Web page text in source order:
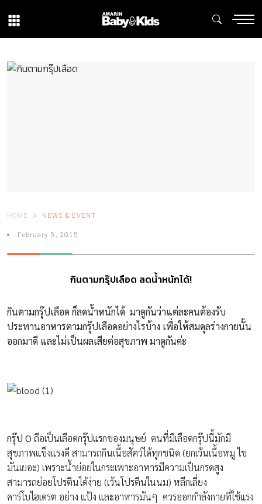
HOME NEWS & EVENT
February 5, 2015
กินตามกรุ๊ปเลือด ลดน้ำหนักได้!
กินตามกรุ๊ปเลือด ก็ลดน้ำหนักได้ มาดูกันว่าแต่ละคนต้องรับ
ประทานอาหารตามกรุ๊ปเลือดอย่างไรบ้าง เพื่อให้สมดุลร่างกายนั้น
ออกมาดี และไม่เป็นผลเสียต่อสุขภาพ มาดูกันค่ะ
กรุ๊ป O ถือเป็นเลือดกรุ๊ปแรกของมนุษย์ คนที่มีเลือดกรุ๊ปนี้มักมี
สุขภาพแข็งแรงดี สามารถกินเนื้อสัตว์ได้ทุกชนิด (ยกเว้นเนื้อหมู ไข
มันเยอะ) เพราะน้ำย่อยในกระเพาะอาหารมีความเป็นกรดสูง
สามารถย่อยโปรตีนได้ง่าย (เว้นโปรตีนในนม) หลีกเลี่ยง
คาร์โบไฮเดรต อย่าง แป้ง และอาหารมันๆ ควรออกกำลังกายที่ใช้แรง